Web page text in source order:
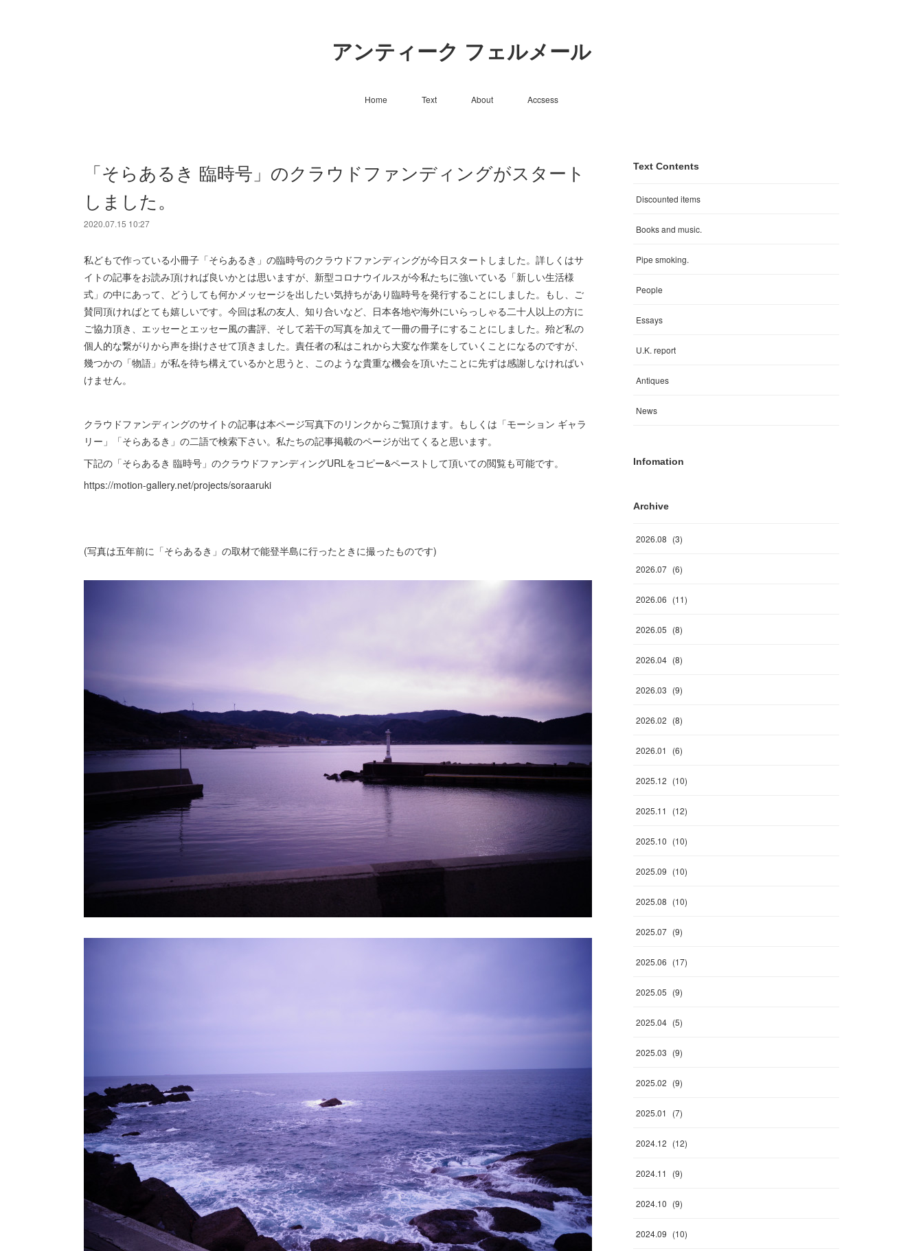
アンティーク フェルメール
Home Text About Accsess
「そらあるき 臨時号」のクラウドファンディングがスタート
しました。
2020.07.15 10:27
私どもで作っている小冊子「そらあるき」の臨時号のクラウドファンディングが今日スタートしました。詳しくはサ
イトの記事をお読み頂ければ良いかとは思いますが、新型コロナウイルスが今私たちに強いている「新しい生活様
式」の中にあって、どうしても何かメッセージを出したい気持ちがあり臨時号を発行することにしました。もし、ご
賛同頂ければとても嬉しいです。今回は私の友人、知り合いなど、日本各地や海外にいらっしゃる二十人以上の方に
ご協力頂き、エッセーとエッセー風の書評、そして若干の写真を加えて一冊の冊子にすることにしました。殆ど私の
個人的な繋がりから声を掛けさせて頂きました。責任者の私はこれから大変な作業をしていくことになるのですが、
幾つかの「物語」が私を待ち構えているかと思うと、このような貴重な機会を頂いたことに先ずは感謝しなければい
けません。
クラウドファンディングのサイトの記事は本ページ写真下のリンクからご覧頂けます。もしくは「モーション ギャラ
リー」「そらあるき」の二語で検索下さい。私たちの記事掲載のページが出てくると思います。
下記の「そらあるき 臨時号」のクラウドファンディングURLをコピー&ペーストして頂いての閲覧も可能です。
https://motion-gallery.net/projects/soraaruki
(写真は五年前に「そらあるき」の取材で能登半島に行ったときに撮ったものです)
Text Contents
Discounted items
Books and music.
Pipe smoking.
People
Essays
U.K. report
Antiques
News
Infomation
Archive
2026.08 (3)
2026.07 (6)
2026.06 (11)
2026.05 (8)
2026.04 (8)
2026.03 (9)
2026.02 (8)
2026.01 (6)
2025.12 (10)
2025.11 (12)
2025.10 (10)
2025.09 (10)
2025.08 (10)
2025.07 (9)
2025.06 (17)
2025.05 (9)
2025.04 (5)
2025.03 (9)
2025.02 (9)
2025.01 (7)
2024.12 (12)
2024.11 (9)
2024.10 (9)
2024.09 (10)